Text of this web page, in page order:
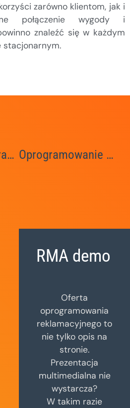
zarówno klientom, jak i
połączenie wygody i
znaleźć się w każdym
stacjonarnym.
Technik w programie do reklamacji Oprogramowanie Reklamacje.net
RMA demo
Oferta
oprogramowania
reklamacyjnego to
nie tylko opis na
stronie.
Prezentacja
multimedialna nie
wystarcza?
W takim razie